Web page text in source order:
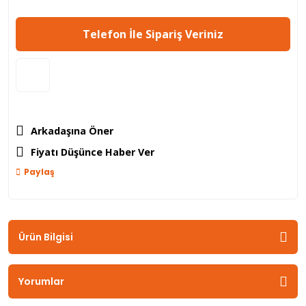
Telefon İle Sipariş Veriniz
Arkadaşına Öner
Fiyatı Düşünce Haber Ver
Paylaş
Ürün Bilgisi
Yorumlar